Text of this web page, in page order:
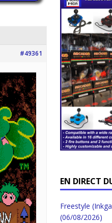
#49361
EN DIRECT
Freestyle
(06/08/2026)